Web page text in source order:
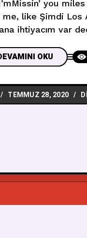
you
like Şimdi Los
ihtiyacım var
yeah, yeah
OKU
TEMMUZ 28, 2020